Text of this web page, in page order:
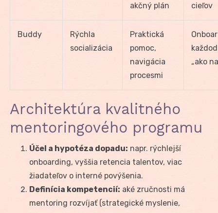
akčný plán
cieľov
Buddy
Rýchla
socializácia
Praktická
pomoc,
navigácia
procesmi
„ako
Architektúra kvalitného
mentoringového programu
Účel a hypotéza dopadu: napr. rýchlejší
onboarding, vyššia retencia talentov, viac
žiadateľov o interné povýšenia.
Definícia kompetencií: aké zručnosti má
mentoring rozvíjať (strategické myslenie,